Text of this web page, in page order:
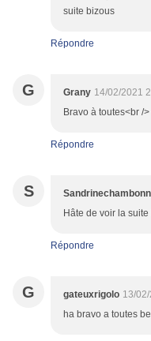
suite bizous
Répondre
G Grany 14/02/2021
Bravo à toutes<br /
Répondre
S Sandrinechambonn
Hâte de voir la
Répondre
G gateuxrigolo 13/
ha bravo a toutes